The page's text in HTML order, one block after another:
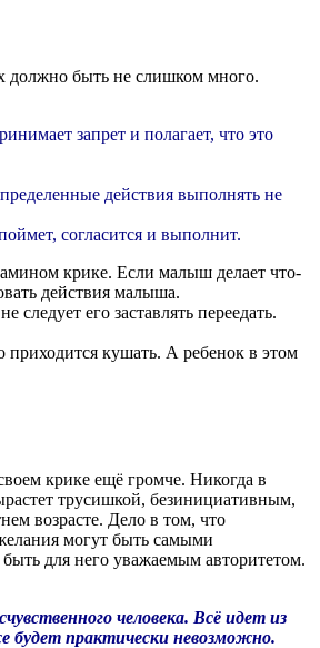
должно быть не слишком много.
запрет и полагает, что это
действия выполнять не
согласится и выполнит.
крике. Если малыш делает что-
действия малыша.
его заставлять переедать.
кушать. А ребенок в этом
крике ещё громче. Никогда в
трусишкой, безинициативным,
возрасте. Дело в том, что
могут быть самыми
для него уважаемым авторитетом.
человека. Всё идет из
будет практически невозможно.